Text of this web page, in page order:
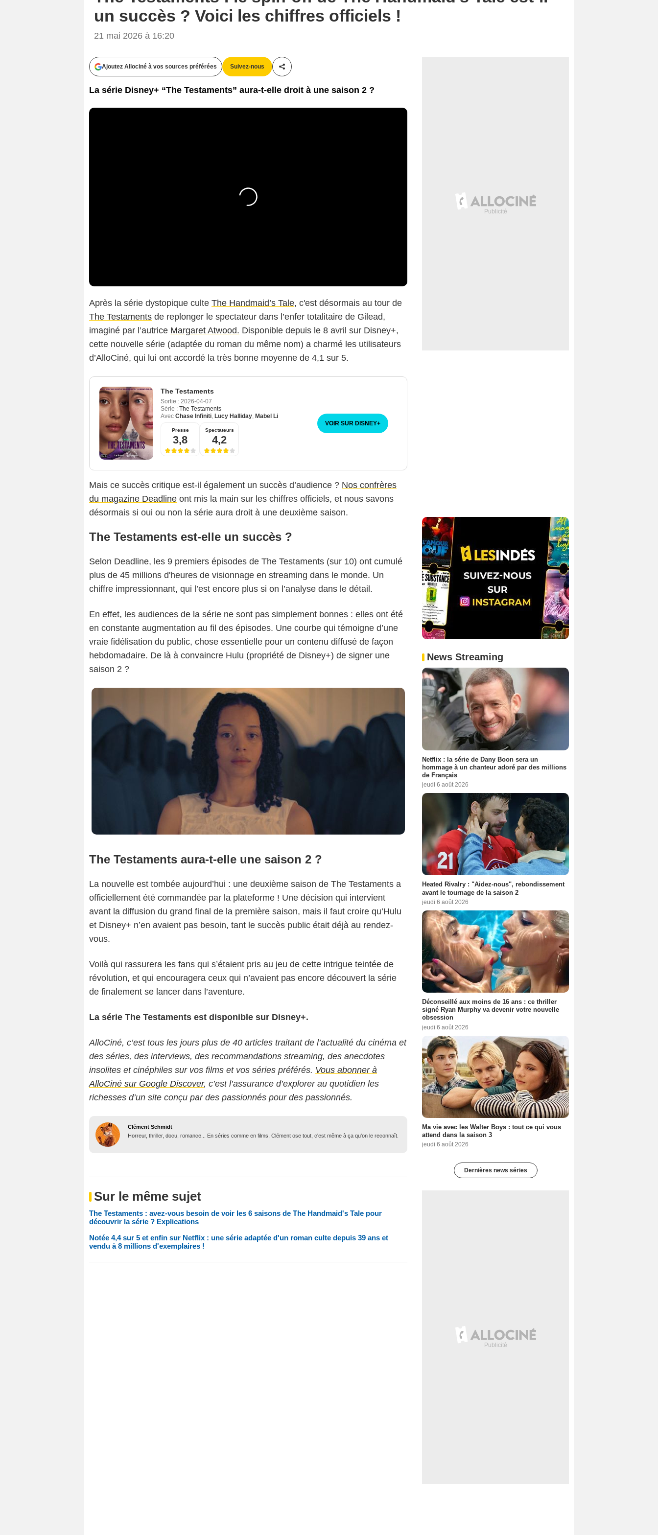
un succès ? Voici les chiffres officiels !
21 mai 2026 à 16:20
Ajoutez Allociné à vos sources préférées Suivez-nous
Partager cet article
La série Disney+ “The Testaments” aura-t-elle droit à une saison 2 ?
Après la série dystopique culte The Handmaid’s Tale, c'est désormais au tour de
The Testaments de replonger le spectateur dans l’enfer totalitaire de Gilead,
imaginé par l’autrice Margaret Atwood. Disponible depuis le 8 avril sur Disney+,
cette nouvelle série (adaptée du roman du même nom) a charmé les utilisateurs
d’AlloCiné, qui lui ont accordé la très bonne moyenne de 4,1 sur 5.
The Testaments
Sortie : 2026-04-07
Série : The Testaments
Avec Chase Infiniti, Lucy Halliday, Mabel Li
Presse
3,8
Spectateurs
4,2
VOIR SUR DISNEY+
Mais ce succès critique est-il également un succès d’audience ? Nos confrères
du magazine Deadline ont mis la main sur les chiffres officiels, et nous savons
désormais si oui ou non la série aura droit à une deuxième saison.
The Testaments est-elle un succès ?
Selon Deadline, les 9 premiers épisodes de The Testaments (sur 10) ont cumulé
plus de 45 millions d'heures de visionnage en streaming dans le monde. Un
chiffre impressionnant, qui l’est encore plus si on l’analyse dans le détail.
En effet, les audiences de la série ne sont pas simplement bonnes : elles ont été
en constante augmentation au fil des épisodes. Une courbe qui témoigne d’une
vraie fidélisation du public, chose essentielle pour un contenu diffusé de façon
hebdomadaire. De là à convaincre Hulu (propriété de Disney+) de signer une
saison 2 ?
The Testaments aura-t-elle une saison 2 ?
La nouvelle est tombée aujourd’hui : une deuxième saison de The Testaments a
officiellement été commandée par la plateforme ! Une décision qui intervient
avant la diffusion du grand final de la première saison, mais il faut croire qu’Hulu
et Disney+ n’en avaient pas besoin, tant le succès public était déjà au rendez-
vous.
Voilà qui rassurera les fans qui s’étaient pris au jeu de cette intrigue teintée de
révolution, et qui encouragera ceux qui n’avaient pas encore découvert la série
de finalement se lancer dans l’aventure.
La série The Testaments est disponible sur Disney+.
AlloCiné, c’est tous les jours plus de 40 articles traitant de l’actualité du cinéma et
des séries, des interviews, des recommandations streaming, des anecdotes
insolites et cinéphiles sur vos films et vos séries préférés. Vous abonner à
AlloCiné sur Google Discover, c’est l’assurance d’explorer au quotidien les
richesses d’un site conçu par des passionnés pour des passionnés.
Clément Schmidt
Horreur, thriller, docu, romance... En séries comme en films, Clément ose tout, c'est même à ça qu'on le reconnaît.
Sur le même sujet
The Testaments : avez-vous besoin de voir les 6 saisons de The Handmaid's Tale pour
découvrir la série ? Explications
Notée 4,4 sur 5 et enfin sur Netflix : une série adaptée d'un roman culte depuis 39 ans et
vendu à 8 millions d'exemplaires !
News Streaming
Netflix : la série de Dany Boon sera un
hommage à un chanteur adoré par des millions
de Français
jeudi 6 août 2026
Heated Rivalry : "Aidez-nous", rebondissement
avant le tournage de la saison 2
jeudi 6 août 2026
Déconseillé aux moins de 16 ans : ce thriller
signé Ryan Murphy va devenir votre nouvelle
obsession
jeudi 6 août 2026
Ma vie avec les Walter Boys : tout ce qui vous
attend dans la saison 3
jeudi 6 août 2026
Dernières news séries